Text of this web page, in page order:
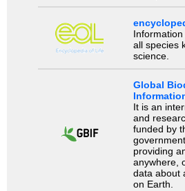
all species
science.
Global
It is an
and
funded by
providing
anywhere,
data about
on Earth.